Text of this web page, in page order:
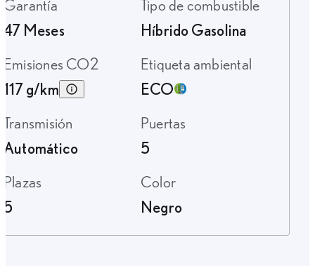
Garantía
47 Meses
Tipo de combustible
Híbrido Gasolina
Emisiones CO2
117 g/km
Etiqueta ambiental
ECO
Transmisión
Automático
Puertas
5
Plazas
5
Color
Negro